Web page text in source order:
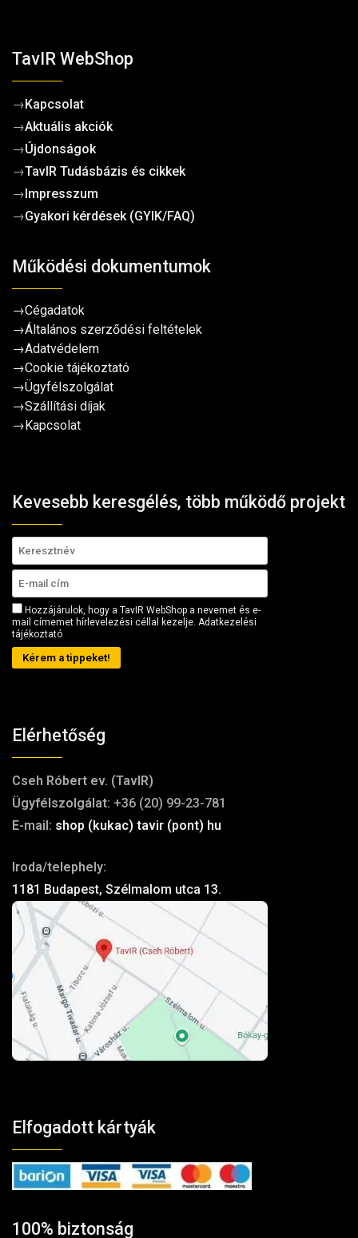
TavIR WebShop
→Kapcsolat
→Aktuális akciók
→Újdonságok
→TavIR Tudásbázis és cikkek
→Impresszum
→Gyakori kérdések (GYIK/FAQ)
Működési dokumentumok
→Cégadatok
→Általános szerződési feltételek
→Adatvédelem
→Cookie tájékoztató
→Ügyfélszolgálat
→Szállítási díjak
→Kapcsolat
Kevesebb keresgélés, több működő projekt
Hozzájárulok, hogy a TavIR WebShop a nevemet és e-
mail címemet hírlevelezési céllal kezelje. Adatkezelési
tájékoztató
Kérem a tippeket!
Elérhetőség
Cseh Róbert ev. (TavIR)
Ügyfélszolgálat: +36 (20) 99-23-781
E-mail: shop (kukac) tavir (pont) hu
Iroda/telephely:
1181 Budapest, Szélmalom utca 13.
Elfogadott kártyák
100% biztonság